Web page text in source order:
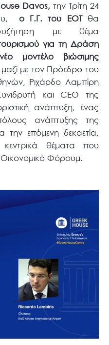
Davos, την Τρίτη 24
o Γ.Γ. του ΕΟΤθα
με θέμα
για τη Δράση
μοντέλο βιώσιμης
μαζί με τον Πρόεδρο του
Ριχάρδο Λαμπίρη
και CEO της
ανάπτυξη, ένας
ανάπτυξης της
την επόμενη δεκαετία,
θέματα που
Φόρουμ.